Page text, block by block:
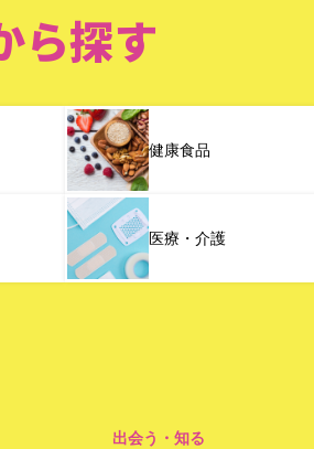
ら探す
健康食品
医療・介護
出会う・知る